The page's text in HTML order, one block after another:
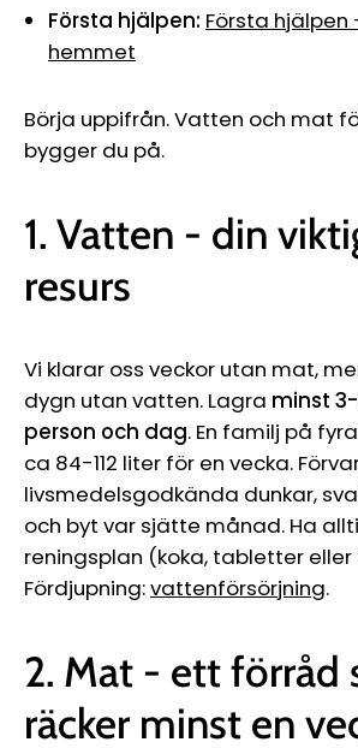
Första hjälpen: Första
hemmet
Börja uppifrån. Vatten och mat
bygger du på.
1. Vatten - din
resurs
Vi klarar oss veckor utan mat,
dygn utan vatten. Lagra minst
person och dag. En familj på
ca 84-112 liter för en vecka.
livsmedelsgodkända dunkar,
och byt var sjätte månad. Ha
reningsplan (koka, tabletter
Fördjupning:vattenförsörjning.
2. Mat - ett förråd
räcker minst en